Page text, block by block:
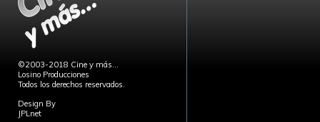
©2003-2018 Cine y más...
Losino Producciones
Todos los derechos reservados.
Design By
JPLnet